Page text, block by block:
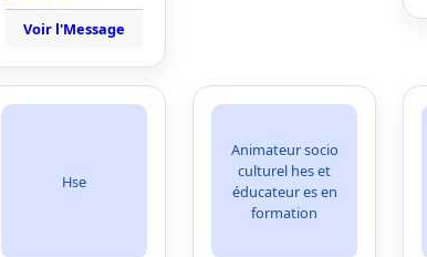
Voir l'Message
Hse
Animateur socio
culturel hes et
éducateur es en
formation